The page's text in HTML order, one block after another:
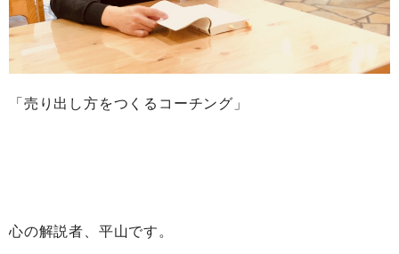
「売り出し方をつくるコーチング」
心の解説者、平山です。